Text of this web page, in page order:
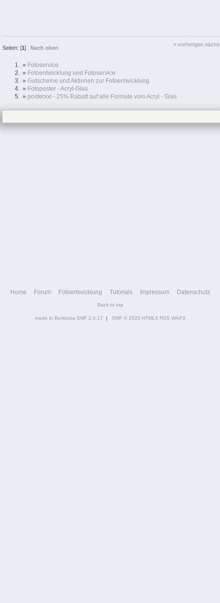
Seiten: [1]Nach oben
« vorheriges
» Fotoservice
» Fotoentwicklung und Fotoservice
» Gutscheine und Aktionen zur Fotoentwicklung
» Fotoposter - Acryl-Glas
» posterxxl - 25% Rabatt auf alle Formate vom Acryl - Glas
Home Forum Fotoentwicklung Tutorials Impressum Datenschutz
Back to top
made in Berldoba SMF 2.0.17 | SMF © 2020 HTML5 RSS WAP2